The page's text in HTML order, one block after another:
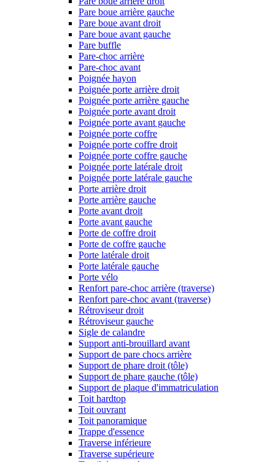
Pare boue arrière gauche
Pare boue avant droit
Pare boue avant gauche
Pare buffle
Pare-choc arrière
Pare-choc avant
Poignée hayon
Poignée porte arrière droit
Poignée porte arrière gauche
Poignée porte avant droit
Poignée porte avant gauche
Poignée porte coffre
Poignée porte coffre droit
Poignée porte coffre gauche
Poignée porte latérale droit
Poignée porte latérale gauche
Porte arrière droit
Porte arrière gauche
Porte avant droit
Porte avant gauche
Porte de coffre droit
Porte de coffre gauche
Porte latérale droit
Porte latérale gauche
Porte vélo
Renfort pare-choc arrière (traverse)
Renfort pare-choc avant (traverse)
Rétroviseur droit
Rétroviseur gauche
Sigle de calandre
Support anti-brouillard avant
Support de pare chocs arrière
Support de phare droit (tôle)
Support de phare gauche (tôle)
Support de plaque d'immatriculation
Toit hardtop
Toit ouvrant
Toit panoramique
Trappe d'essence
Traverse inférieure
Traverse supérieure